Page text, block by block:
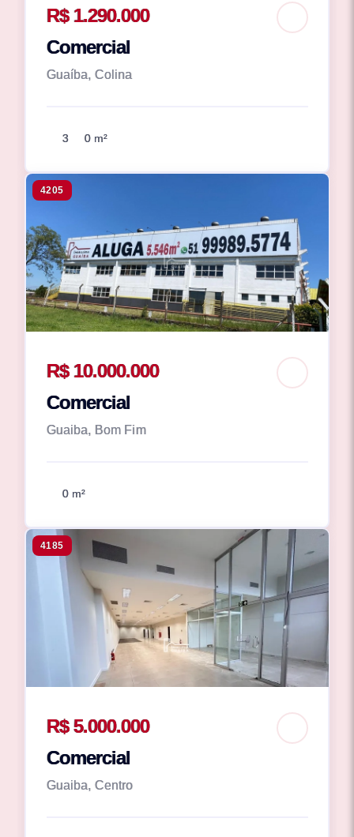
R$ 1.290.000
Comercial
Guaíba, Colina
3 0 m²
4205
R$ 10.000.000
Comercial
Guaiba, Bom Fim
0 m²
4185
R$ 5.000.000
Comercial
Guaiba, Centro